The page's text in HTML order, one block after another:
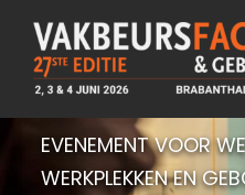
EVENEMENT VOOR
WERKPLEKKEN EN